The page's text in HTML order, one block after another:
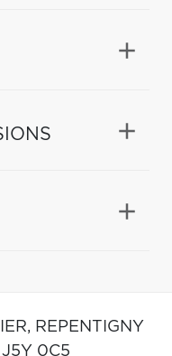
REPENTIGNY
J5Y 0C5